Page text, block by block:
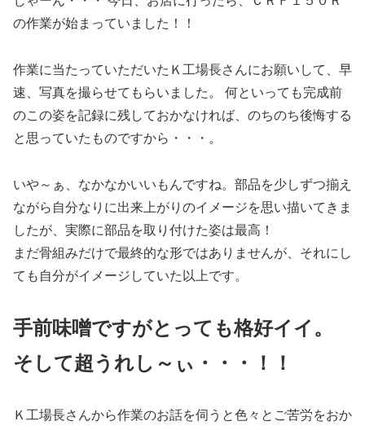
の作業が始まっていました！！
作業に当たっていただいたＫ工場長さんにお願いして、早
速、写真を撮らせてもらいました。 何といっても完成前
のこの姿を記録に残しておかなければ、のちのち後悔する
と思っていたものですから・・・。
いや～ぁ、なかなかいいもんですね。部品を少しずつ揃え
ながら自分なりに出来上がりのイメージを思い描いてきま
したが、実際に部品を取り付けた姿は最高！
まだ骨組みだけで最終的な形ではありませんが、それにし
ても自分がイメージしていた以上です。
手前味噌ですがとっても格好イイ。
そして超うれし～ぃ・・・！！
Ｋ工場長さんから作業のお話を伺うと色々とご苦労をおか